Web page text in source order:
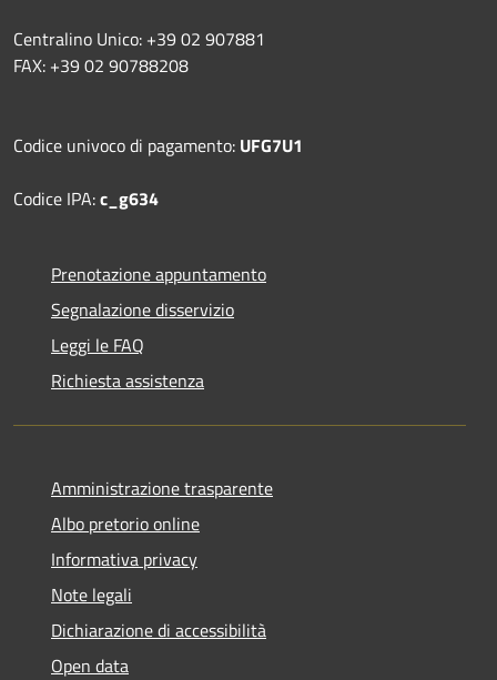
Centralino Unico: +39 02 907881
FAX: +39 02 90788208
Codice univoco di pagamento: UFG7U1
Codice IPA:c_g634
Prenotazione appuntamento
Segnalazione disservizio
Leggi le FAQ
Richiesta assistenza
Amministrazione trasparente
Albo pretorio online
Informativa privacy
Note legali
Dichiarazione di accessibilità
Open data